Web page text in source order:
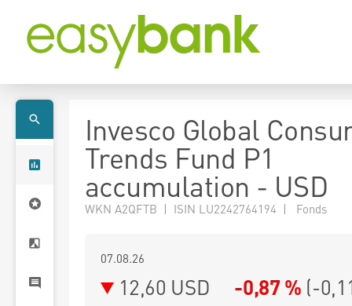
Invesco Global
Trends Fund P1
accumulation - USD
WKN A2QFTB | ISIN LU2242764194 | Fonds
07.08.26
12,60 USD -0,87 % (-